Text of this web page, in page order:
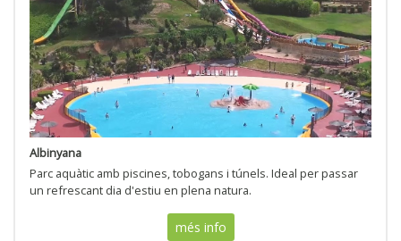
Albinyana
Parc aquàtic amb piscines, tobogans i túnels. Ideal per passar
un refrescant dia d'estiu en plena natura.
més info